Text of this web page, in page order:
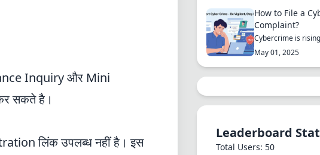
Inquiry और Mini
सकते है।
लिंक उपलब्ध नहीं है। इस
How to File a
Complaint?
Cybercrime is
individuals an...
May 01, 2025
Leaderboard
Total Users: 50